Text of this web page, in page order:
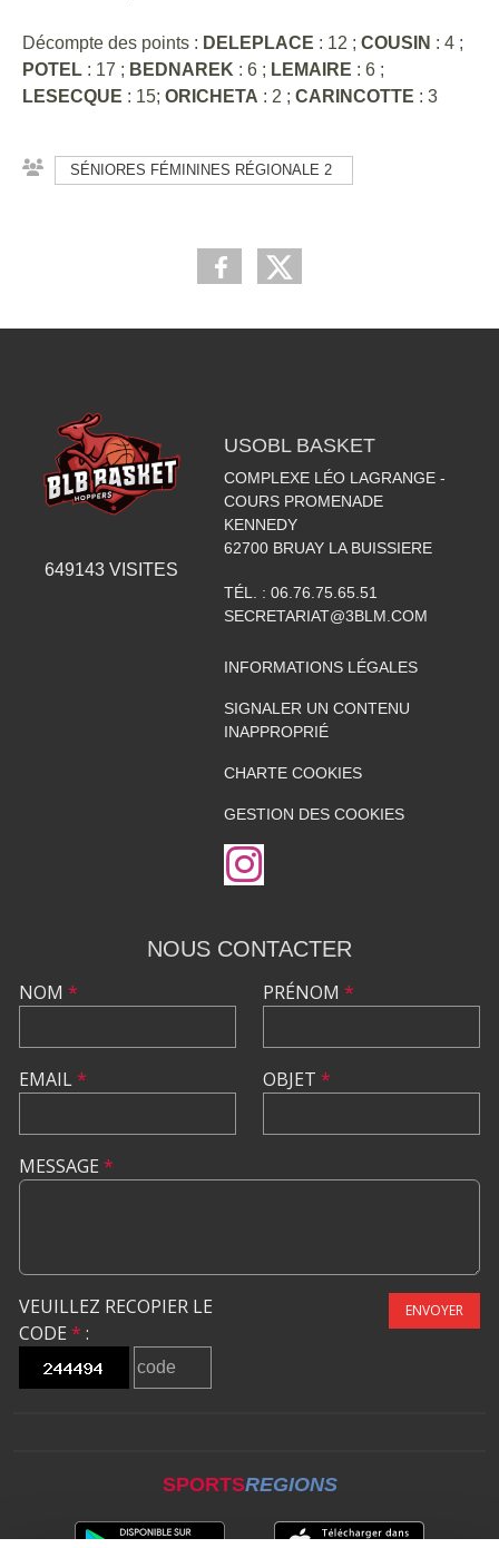
Décompte des points : DELEPLACE : 12 ; COUSIN : 4 ;
POTEL : 17 ; BEDNAREK : 6 ; LEMAIRE : 6 ;
LESECQUE : 15; ORICHETA : 2 ; CARINCOTTE : 3
SÉNIORES FÉMININES RÉGIONALE 2
649143 VISITES
USOBL BASKET
COMPLEXE LÉO LAGRANGE -
COURS PROMENADE
KENNEDY
62700 BRUAY LA BUISSIERE
TÉL. : 06.76.75.65.51
SECRETARIAT@3BLM.COM
INFORMATIONS LÉGALES
SIGNALER UN CONTENU
INAPPROPRIÉ
CHARTE COOKIES
GESTION DES COOKIES
NOUS CONTACTER
NOM *
EMAIL*
PRÉNOM *
OBJET *
MESSAGE *
VEUILLEZ RECOPIER LE
CODE * :
ENVOYER
SPORTSREGIONS